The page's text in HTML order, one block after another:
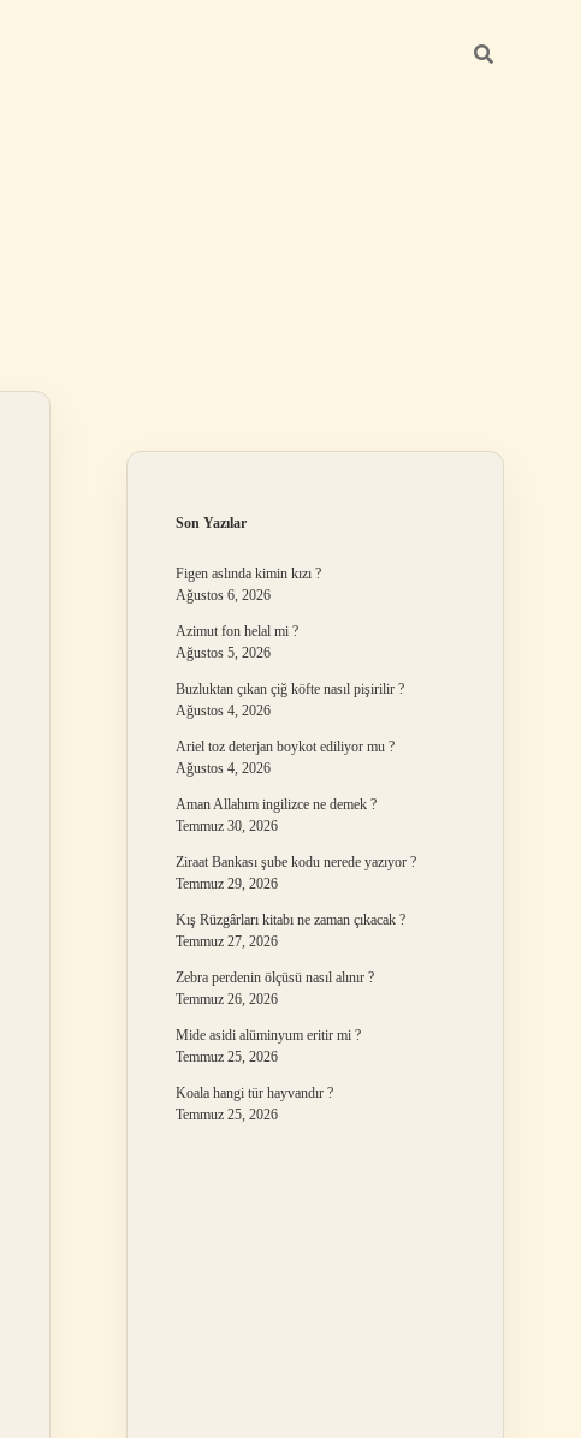
Son Yazılar
Figen aslında kimin kızı ?
Ağustos 6, 2026
Azimut fon helal mi ?
Ağustos 5, 2026
Buzluktan çıkan çiğ köfte nasıl pişirilir ?
Ağustos 4, 2026
Ariel toz deterjan boykot ediliyor mu ?
Ağustos 4, 2026
Aman Allahım ingilizce ne demek ?
Temmuz 30, 2026
Ziraat Bankası şube kodu nerede yazıyor ?
Temmuz 29, 2026
Kış Rüzgârları kitabı ne zaman çıkacak ?
Temmuz 27, 2026
Zebra perdenin ölçüsü nasıl alınır ?
Temmuz 26, 2026
Mide asidi alüminyum eritir mi ?
Temmuz 25, 2026
Koala hangi tür hayvandır ?
Temmuz 25, 2026